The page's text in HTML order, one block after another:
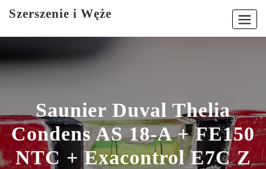
Szerszenie i Węże
Saunier Duval Thelia
Condens AS 18-A + FE150
NTC + Exacontrol E7C Z